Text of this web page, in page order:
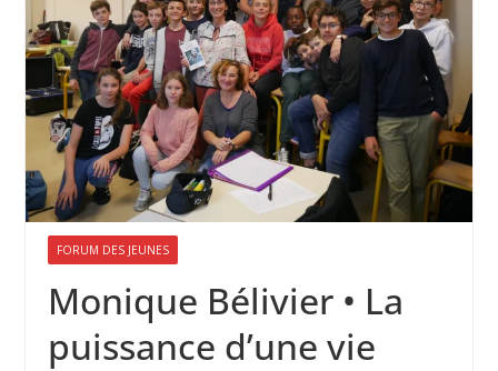
FORUM DES JEUNES
Monique Bélivier • La
puissance d’une vie